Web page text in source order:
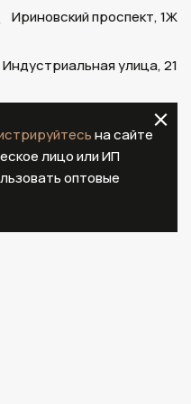
Ириновский проспект, 1Ж
улица, 21
на сайте
лицо или ИП
оптовые